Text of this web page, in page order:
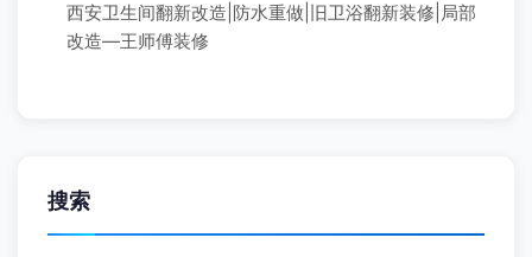
西安卫生间翻新改造|防水重做|旧卫浴翻新装修|局部
改造—王师傅装修
搜索